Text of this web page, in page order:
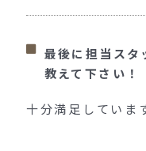
最後に担当スタ
教えて下さい！
十分満足していま